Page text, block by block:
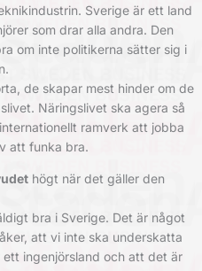
Sverige är ett land
som drar alla andra. Den
om inte politikerna sätter sig i
de skapar mest hinder om de
Näringslivet ska agera så
ramverk att jobba
att funka bra.
högt när det gäller den
bra i Sverige. Det är något
att vi inte ska underskatta
ingenjörsland och att det är